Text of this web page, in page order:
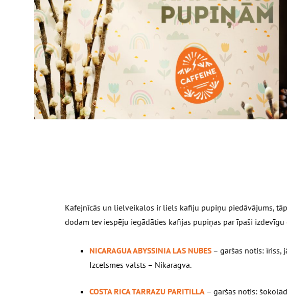
Kafejnīcās un lielveikalos ir liels kafiju pupiņu piedāvājums,
dodam tev iespēju iegādāties kafijas pupiņas par īpaši
NICARAGUA ABYSSINIA LAS NUBES– garšas notis: īriss,
Izcelsmes valsts – Nikaragva.
COSTA RICA TARRAZU PARITILLA – garšas notis: